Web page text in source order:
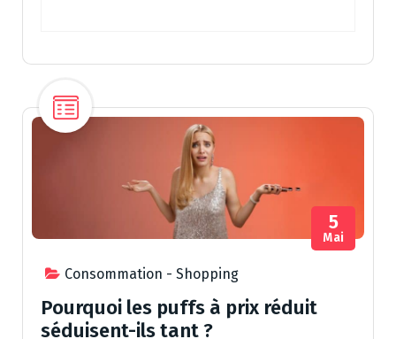
Consommation - Shopping
5
Mai
Pourquoi les puffs à prix réduit
séduisent-ils tant ?